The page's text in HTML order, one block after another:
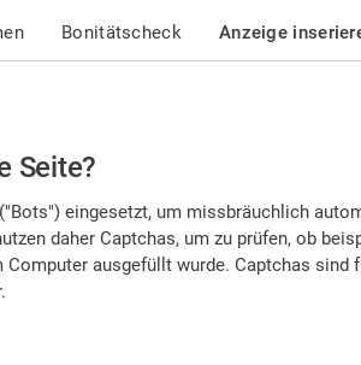
Bonitätscheck Anzeige
Seite?
eingesetzt, um missbräuchlich
daher Captchas, um zu prüfen, ob
ausgefüllt wurde. Captchas sind